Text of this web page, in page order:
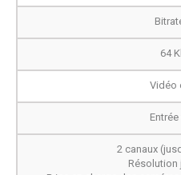
64
Vidéo
2 canaux
Résolution